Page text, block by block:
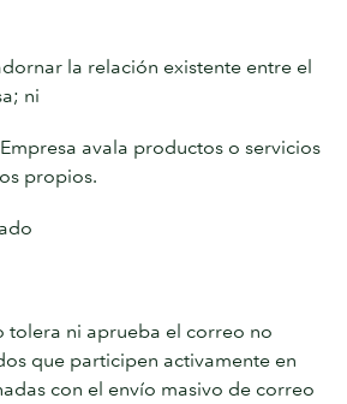
la relación existente entre el
ni
avala productos o servicios
propios.
tolera ni aprueba el correo no
que participen activamente en
con el envío masivo de correo